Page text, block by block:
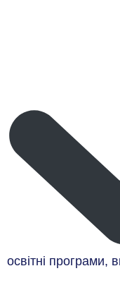
освітні програми,